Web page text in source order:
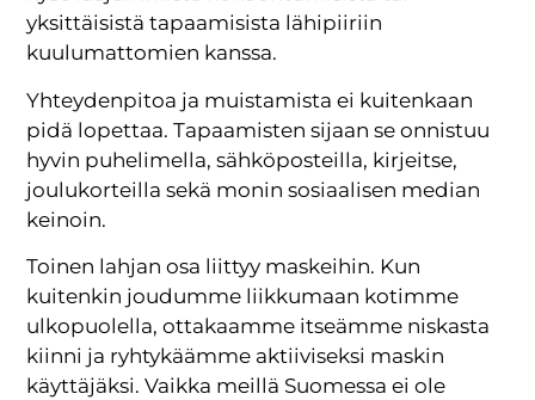
yksittäisistä tapaamisista lähipiiriin
kuulumattomien kanssa.
Yhteydenpitoa ja muistamista ei kuitenkaan
pidä lopettaa. Tapaamisten sijaan se onnistuu
hyvin puhelimella, sähköposteilla, kirjeitse,
joulukorteilla sekä monin sosiaalisen median
keinoin.
Toinen lahjan osa liittyy maskeihin. Kun
kuitenkin joudumme liikkumaan kotimme
ulkopuolella, ottakaamme itseämme niskasta
kiinni ja ryhtykäämme aktiiviseksi maskin
käyttäjäksi. Vaikka meillä Suomessa ei ole